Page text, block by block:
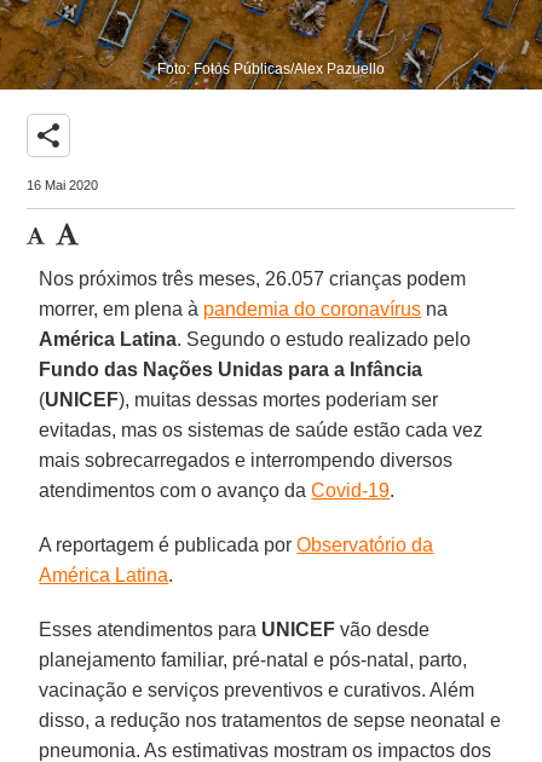
Foto: Fotos Públicas/Alex Pazuello
share
16 Mai 2020
Nos próximos três meses, 26.057 crianças podem
morrer, em plena à pandemia do coronavírus na
América Latina. Segundo o estudo realizado pelo
Fundo das Nações Unidas para a Infância
(UNICEF), muitas dessas mortes poderiam ser
evitadas, mas os sistemas de saúde estão cada vez
mais sobrecarregados e interrompendo diversos
atendimentos com o avanço daCovid-19.
A reportagem é publicada porObservatório da
América Latina.
Esses atendimentos para UNICEF vão desde
planejamento familiar, pré-natal e pós-natal, parto,
vacinação e serviços preventivos e curativos. Além
disso, a redução nos tratamentos de sepse neonatal e
pneumonia. As estimativas mostram os impactos dos